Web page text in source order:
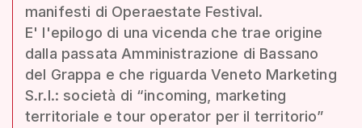
manifesti di Operaestate Festival.
E' l'epilogo di una vicenda che trae origine
dalla passata Amministrazione di Bassano
del Grappa e che riguarda Veneto Marketing
S.r.l.: società di “incoming, marketing
territoriale e tour operator per il territorio”